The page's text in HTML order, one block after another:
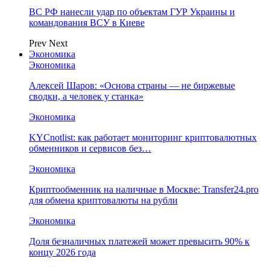
ВС РФ нанесли удар по объектам ГУР Украины и
командования ВСУ в Киеве
Prev Next
Экономика
Экономика
Алексей Шаров: «Основа страны — не биржевые
сводки, а человек у станка»
Экономика
KYCnotlist: как работает мониторинг криптовалютных
обменников и сервисов без…
Экономика
Криптообменник на наличные в Москве: Transfer24.pro
для обмена криптовалюты на рубли
Экономика
Доля безналичных платежей может превысить 90% к
концу 2026 года